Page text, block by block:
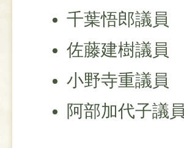
千葉悟郎議員
佐藤建樹議員
小野寺重議員
阿部加代子議員